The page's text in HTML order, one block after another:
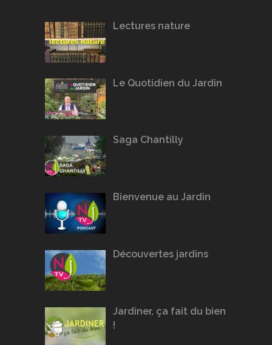
Lectures nature
Le Quotidien du Jardin
Saga Chantilly
Bienvenue au Jardin
Découvertes jardins
Jardiner, ça fait du bien
!